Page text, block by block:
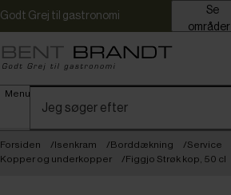
Godt Grej til gastronomi
områder
Menu
Forsiden Isenkram Borddækning
Service
Kopper og underkopper
Figgjo Strøk kop, 50 cl